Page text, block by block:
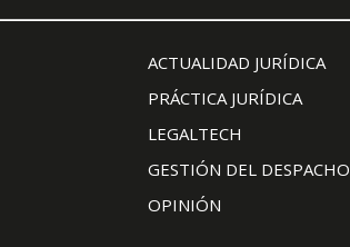
ACTUALIDAD JURÍDICA
PRÁCTICA JURÍDICA
LEGALTECH
GESTIÓN DEL DESPACHO
OPINIÓN